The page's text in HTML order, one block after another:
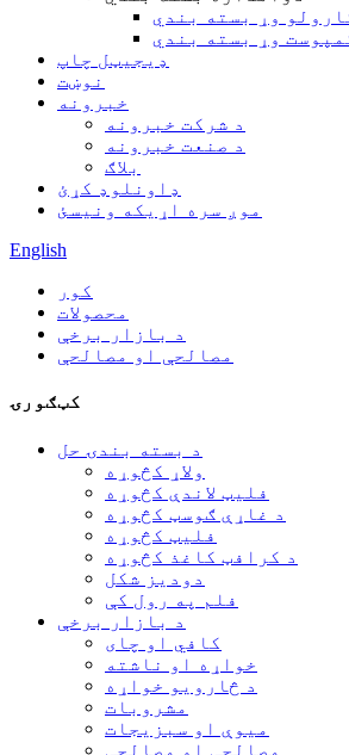
وړ بسته بندي
وړ بسته بندي
ډیجیټل چاپ
نوښت
خبرونه
د شرکت خبرونه
د صنعت خبرونه
بلاګ
ډاونلوډ کړئ
موږ سره اړیکه ونیسئ
English
کور
محصولات
د بازار برخې
مصالحې او مصالحې
کټګورۍ
د بسته بندۍ حل
ولاړ کڅوړه
فلیټ لاندې کڅوړه
د غاړې ګوسټ کڅوړه
فلیټ کڅوړه
د کرافټ کاغذ کڅوړه
دودیز شکل
فلم په رول کې
د بازار برخې
کافي او چای
خواړه او ناشته
د څارویو خواړه
مشروبات
میوې او سبزیجات
مصالحې او مصالحې